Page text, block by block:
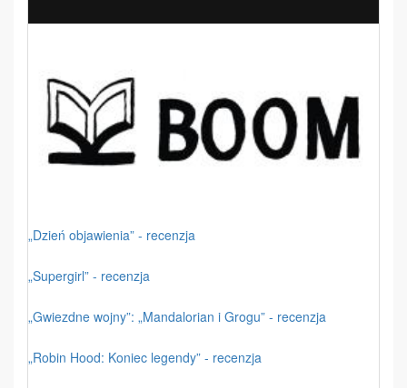
„Dzień objawienia” - recenzja
„Supergirl” - recenzja
„Gwiezdne wojny”: „Mandalorian i Grogu” - recenzja
„Robin Hood: Koniec legendy” - recenzja